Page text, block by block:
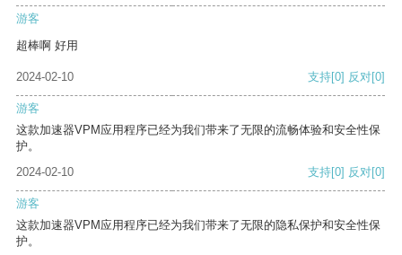
游客
超棒啊 好用
2024-02-10 支持[0] 反对[0]
游客
这款加速器VPM应用程序已经为我们带来了无限的流畅体验和安全性保
护。
2024-02-10
支持[0] 反对[0]
游客
这款加速器VPM应用程序已经为我们带来了无限的隐私保护和安全性保
护。